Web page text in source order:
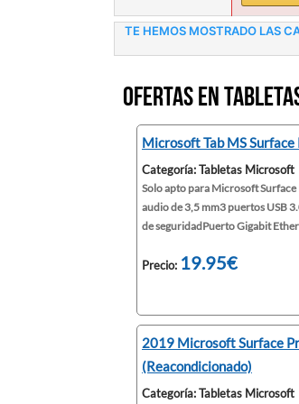
TE HEMOS MOSTRADO LAS
Ofertas en
Microsoft Tab MS
Categoría: Tabletas Microsoft
Solo apto para Microsoft
audio de 3,5 mm3 puertos USB
de seguridadPuerto Gigabit
Precio: 19.95€
2019 Microsoft Surface
(Reacondicionado)
Categoría: Tabletas Microsoft